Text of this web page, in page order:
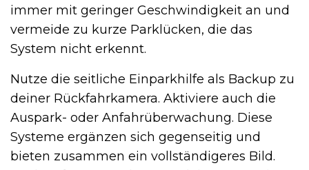
immer mit geringer Geschwindigkeit an und
vermeide zu kurze Parklücken, die das
System nicht erkennt.
Nutze die seitliche Einparkhilfe als Backup zu
deiner Rückfahrkamera. Aktiviere auch die
Auspark- oder Anfahrüberwachung. Diese
Systeme ergänzen sich gegenseitig und
bieten zusammen ein vollständigeres Bild.